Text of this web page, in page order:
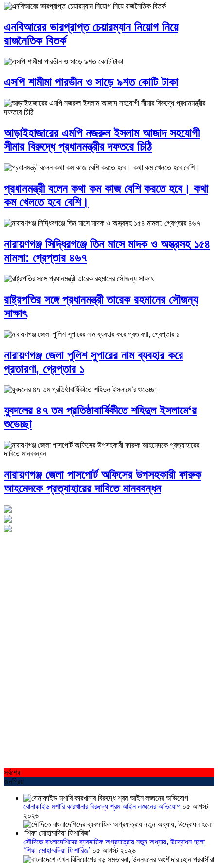
এনবিআরের ভারপ্রাপ্ত চেয়ারম্যান নিয়োগ নিয়ে
রাজনৈতিক বিতর্ক
এসপি শামীমা পারভীন ও সাড়ে ৯শত কোটি টাকা
আড়াইহাজারের এমপি নজরুল ইসলাম আজাদ সহযোগী
সীমার বিরুদ্ধে প্রধানমন্ত্রীর দফতরে চিঠি
প্রধানমন্ত্রী বলেন কথা কম কাজ বেশি করতে হবে। কথা
কম খেলতে হবে বেশি।
নারায়ণগঞ্জ সিদ্ধিরগঞ্জে তিন মাসে মাদক ও অস্ত্রসহ ১৫৪
মামলা: গ্রেপ্তার ৪৬৭
রাষ্ট্রপতির সঙ্গে প্রধানমন্ত্রী তারেক রহমানের সৌজন্য
সাক্ষাৎ
নারায়ণগঞ্জ জেলা পুলিশ সুপারের নাম ব্যবহার করে
প্রতারণা, গ্রেপ্তার ১
যুবদলের ৪৭ তম প্রতিষ্ঠাবার্ষিকীতে শহিদুল ইসলামে‘র
শুভেচ্ছা
নারায়ণগঞ্জ জেলা পাসপোর্ট অফিসের উপসহকারী ফারুক
আহমেদকে প্রত্যাহারের দাবিতে মানববন্ধন
সর্বশেষ
জনপ্রিয়
বোনাফাইড মশারি কারখানার বিরুদ্ধে শ্রম আইন লঙ্ঘনের অভিযোগ ০৫ আগস্ট
২০২৬
সৌদিতে বাংলাদেশিদের ব্যবসায়িক অগ্রযাত্রায় নতুন অধ্যায়, উদ্বোধন হলো
‘শিফা মোহাম্মদিয়া ফিশারিজ’ ০৫ আগস্ট ২০২৬